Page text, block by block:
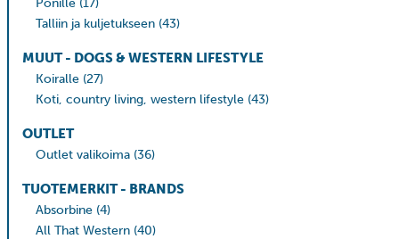
Talliin ja kuljetukseen (43)
MUUT - DOGS & WESTERN LIFESTYLE
Koiralle (27)
Koti, country living, western lifestyle (43)
OUTLET
Outlet valikoima (36)
TUOTEMERKIT - BRANDS
Absorbine (4)
All That Western (40)